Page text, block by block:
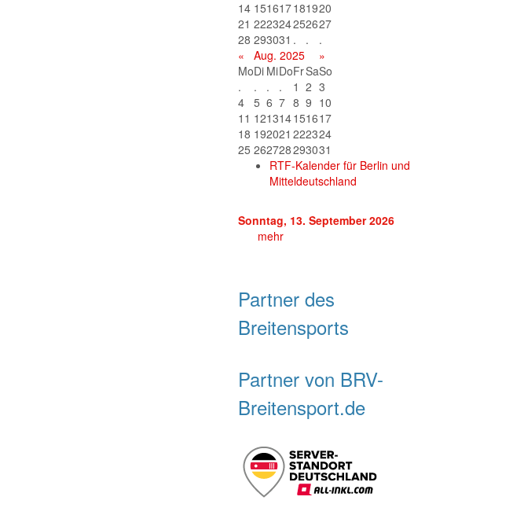
14 151617181920
21 222324252627
28 293031 . .
.
«
Aug. 2025
»
MoDi MiDoFrSaSo
.
. . . 1 2 3
4
5 6 7 8 9 10
11 121314151617
18 192021 222324
25 262728293031
RTF-Kalender für Berlin und
Mitteldeutschland
Sonntag, 13. September 2026
mehr
Partner des
Breitensports
Partner von BRV-
Breitensport.de